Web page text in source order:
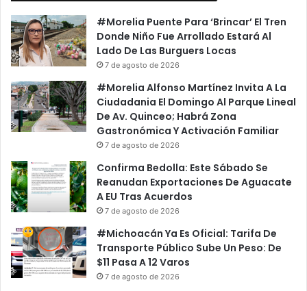
#Morelia Puente Para ‘Brincar’ El Tren
Donde Niño Fue Arrollado Estará Al
Lado De Las Burguers Locas
7 de agosto de 2026
#Morelia Alfonso Martínez Invita A La
Ciudadania El Domingo Al Parque Lineal
De Av. Quinceo; Habrá Zona
Gastronómica Y Activación Familiar
7 de agosto de 2026
Confirma Bedolla: Este Sábado Se
Reanudan Exportaciones De Aguacate
A EU Tras Acuerdos
7 de agosto de 2026
#Michoacán Ya Es Oficial: Tarifa De
Transporte Público Sube Un Peso: De
$11 Pasa A 12 Varos
7 de agosto de 2026